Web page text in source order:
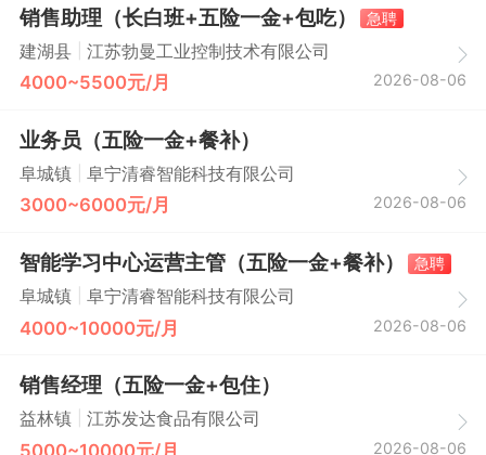
销售助理（长白班+五险一金+包吃）
急聘
建湖县
江苏勃曼工业控制技术有限公司
4000~5500元/月 2026-08-06
业务员（五险一金+餐补）
阜城镇 阜宁清睿智能科技有限公司
3000~6000元/月 2026-08-06
智能学习中心运营主管（五险一金+餐补）
急聘
阜城镇
阜宁清睿智能科技有限公司
4000~10000元/月 2026-08-06
销售经理（五险一金+包住）
益林镇 江苏发达食品有限公司
5000~10000元/月 2026-08-06